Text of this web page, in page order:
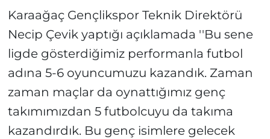
Karaağaç Gençlikspor Teknik Direktörü
Necip Çevik yaptığı açıklamada ''Bu sene
ligde gösterdiğimiz performanla futbol
adına 5-6 oyuncumuzu kazandık. Zaman
zaman maçlar da oynattığımız genç
takımımızdan 5 futbolcuyu da takıma
kazandırdık. Bu genç isimlere gelecek